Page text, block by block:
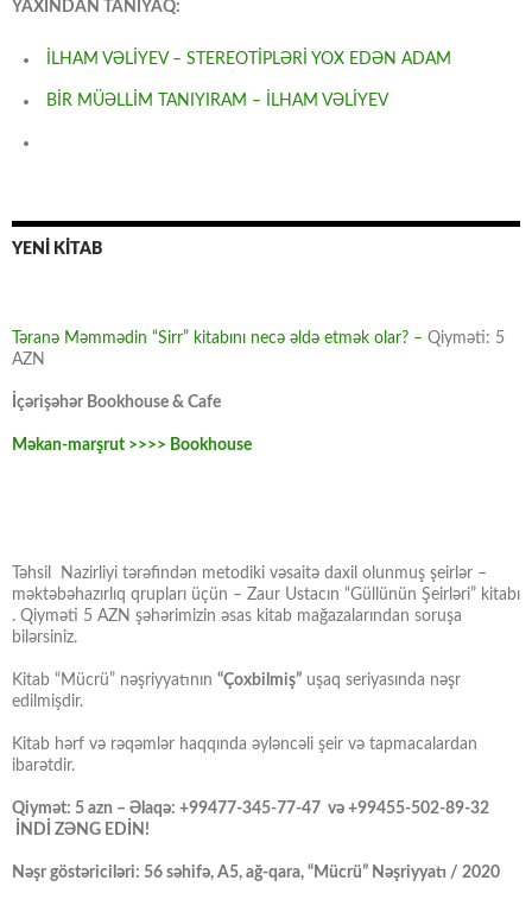
YAXINDAN TANIYAQ:
İLHAM VƏLİYEV – STEREOTİPLƏRİ YOX EDƏN ADAM
BİR MÜƏLLİM TANIYIRAM – İLHAM VƏLİYEV
YENİ KİTAB
Təranə Məmmədin “Sirr” kitabını necə əldə etmək olar? – Qiyməti: 5
AZN
İçərişəhər Bookhouse & Cafe
Məkan-marşrut >>>> Bookhouse
Təhsil Nazirliyi tərəfindən metodiki vəsaitə daxil olunmuş şeirlər –
məktəbəhazırlıq qrupları üçün – Zaur Ustacın “Güllünün Şeirləri” kitabı
. Qiyməti 5 AZN şəhərimizin əsas kitab mağazalarından soruşa
bilərsiniz.
Kitab “Mücrü” nəşriyyatının “Çoxbilmiş” uşaq seriyasında nəşr
edilmişdir.
Kitab hərf və rəqəmlər haqqında əyləncəli şeir və tapmacalardan
ibarətdir.
Qiymət: 5 azn – Əlaqə: +99477-345-77-47 və +99455-502-89-32
İNDİ ZƏNG EDİN!
Nəşr göstəriciləri: 56 səhifə, A5, ağ-qara, “Mücrü” Nəşriyyatı / 2020